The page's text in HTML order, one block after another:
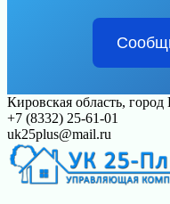
Перейти
к
контенту
Кировская область,
+7 (8332) 25-61-01
uk25plus@mail.ru